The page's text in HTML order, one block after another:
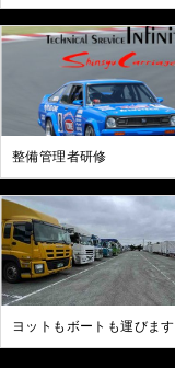
整備管理者研修
ヨットもボートも運びます